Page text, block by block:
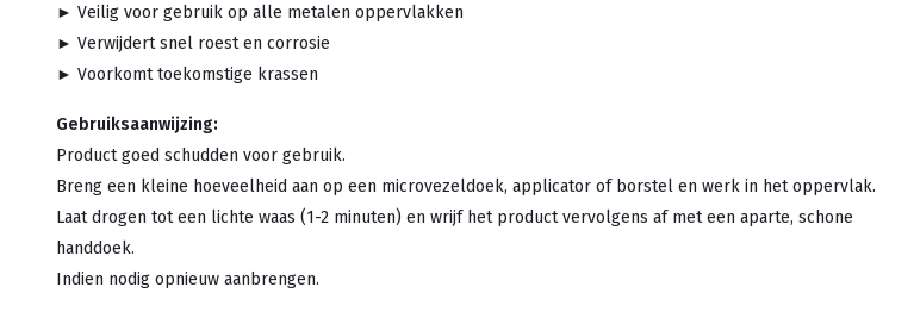
► Veilig voor gebruik op alle metalen oppervlakken
► Verwijdert snel roest en corrosie
► Voorkomt toekomstige krassen
Gebruiksaanwijzing:
Product goed schudden voor gebruik.
Breng een kleine hoeveelheid aan op een microvezeldoek, applicator of borstel en werk in het oppervlak.
Laat drogen tot een lichte waas (1-2 minuten) en wrijf het product vervolgens af met een aparte, schone
handdoek.
Indien nodig opnieuw aanbrengen.